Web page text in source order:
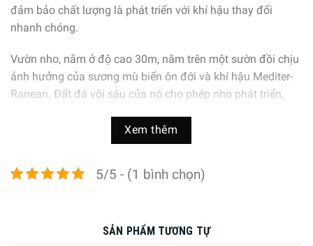
đảm bảo chất lượng là phát triển với khí hậu thay đổi
nhanh chóng.
Vườn nho, nằm ở độ cao 30m, nằm trên một sườn đồi chịu
ảnh hưởng của sương mù biển ôn đới và khí hậu Mediter-
Ranean. Đất đá vôi sâu của nó cho phép nho phát triển,
Xem thêm
5/5 - (1 bình chọn)
SẢN PHẨM TƯƠNG TỰ